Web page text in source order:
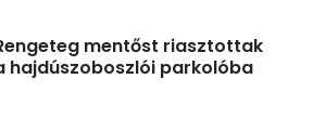
mentőst riasztottak
hajdúszoboszlói parkolóba